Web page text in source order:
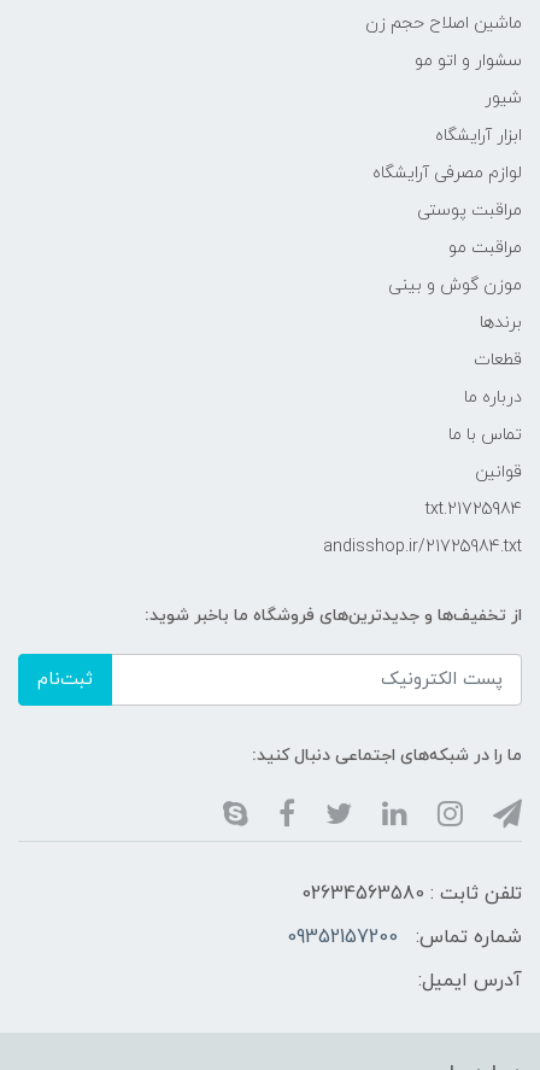
ماشین اصلاح حجم زن
سشوار و اتو مو
شیور
ابزار آرایشگاه
لوازم مصرفی آرایشگاه
مراقبت پوستی
مراقبت مو
موزن گوش و بینی
برندها
قطعات
درباره ما
تماس با ما
قوانین
21725984.txt
andisshop.ir/21725984.txt
از تخفیف‌ها و جدیدترین‌های فروشگاه ما باخبر شوید:
ثبت‌نام
ما را در شبکه‌های اجتماعی دنبال کنید:
تلفن ثابت : 02634563580
شماره تماس:
09352157200
آدرس ایمیل: